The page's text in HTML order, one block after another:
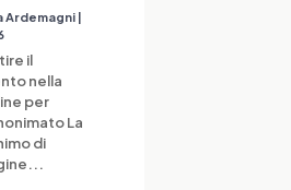
Ardemagni|
il
nella
per
La
di